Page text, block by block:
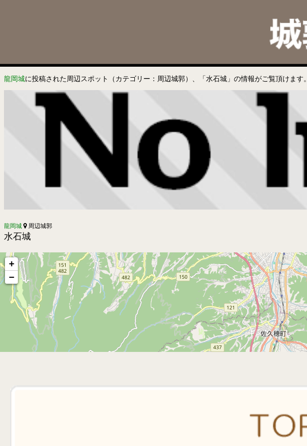
龍岡城に投稿された周辺スポット（カテゴリー：周辺城郭）、「水石城」の情報がご覧頂けます。
龍岡城 周辺城郭
水石城
+
−